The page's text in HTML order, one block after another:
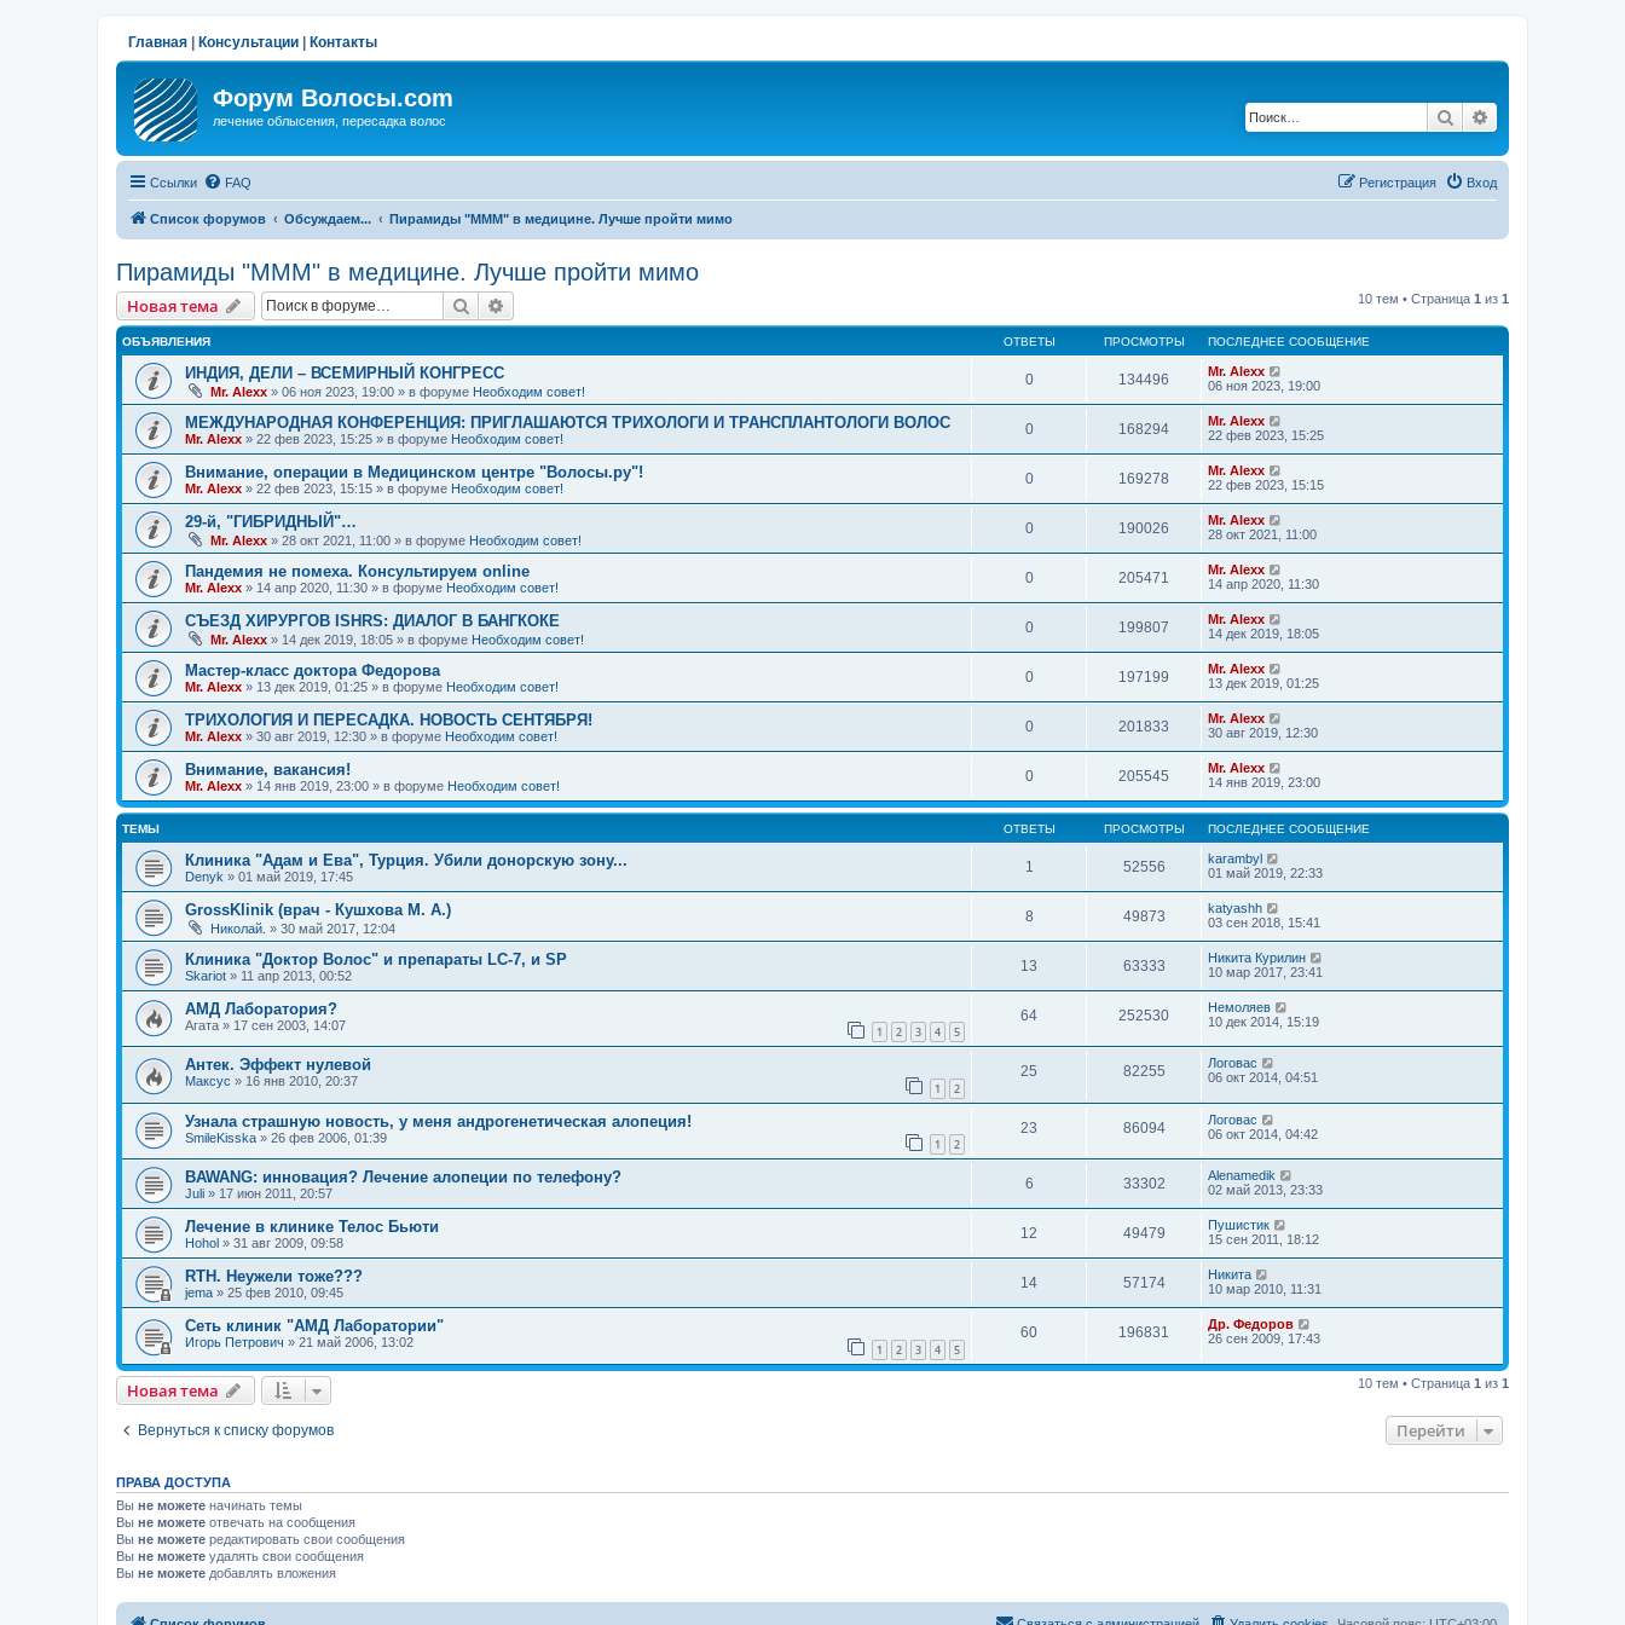
Главная Консультации Контакты
Форум Волосы.com
лечение облысения, пересадка волос Поиск
Ссылки FAQ Вход
Регистрация
Список форумов Обсуждаем... Пирамиды "МММ" в медицине. Лучше пройти мимо
Пирамиды "МММ" в медицине. Лучше пройти мимо
Новая тема Поиск 10 тем • Страница 1 из 1
ОБЪЯВЛЕНИЯ ОТВЕТЫ ПРОСМОТРЫ ПОСЛЕДНЕЕ СООБЩЕНИЕ
ИНДИЯ, ДЕЛИ – ВСЕМИРНЫЙ КОНГРЕСС
Mr. Alexx » 06 ноя 2023, 19:00 » в форуме Необходим совет!
0 134496
Mr. Alexx
06 ноя 2023, 19:00
МЕЖДУНАРОДНАЯ КОНФЕРЕНЦИЯ: ПРИГЛАШАЮТСЯ ТРИХОЛОГИ И ТРАНСПЛАНТОЛОГИ ВОЛОС
Mr. Alexx » 22 фев 2023, 15:25 » в форуме Необходим совет!
0 168294
Mr. Alexx
22 фев 2023, 15:25
Внимание, операции в Медицинском центре "Волосы.ру"!
Mr. Alexx » 22 фев 2023, 15:15 » в форуме Необходим совет!
0 169278
Mr. Alexx
22 фев 2023, 15:15
29-й, "ГИБРИДНЫЙ"…
Mr. Alexx » 28 окт 2021, 11:00 » в форуме Необходим совет!
0 190026
Mr. Alexx
28 окт 2021, 11:00
Пандемия не помеха. Консультируем online
Mr. Alexx » 14 апр 2020, 11:30 » в форуме Необходим совет!
0 205471
Mr. Alexx
14 апр 2020, 11:30
СЪЕЗД ХИРУРГОВ ISHRS: ДИАЛОГ В БАНГКОКЕ
Mr. Alexx » 14 дек 2019, 18:05 » в форуме Необходим совет!
0 199807
Mr. Alexx
14 дек 2019, 18:05
Мастер-класс доктора Федорова
Mr. Alexx » 13 дек 2019, 01:25 » в форуме Необходим совет!
0 197199
Mr. Alexx
13 дек 2019, 01:25
ТРИХОЛОГИЯ И ПЕРЕСАДКА. НОВОСТЬ СЕНТЯБРЯ!
Mr. Alexx » 30 авг 2019, 12:30 » в форуме Необходим совет!
0 201833
Mr. Alexx
30 авг 2019, 12:30
Внимание, вакансия!
Mr. Alexx » 14 янв 2019, 23:00 » в форуме Необходим совет!
0 205545
Mr. Alexx
14 янв 2019, 23:00
ТЕМЫ ОТВЕТЫ ПРОСМОТРЫ ПОСЛЕДНЕЕ СООБЩЕНИЕ
Клиника "Адам и Ева", Турция. Убили донорскую зону...
Denyk » 01 май 2019, 17:45
1 52556
karambyl
01 май 2019, 22:33
GrossKlinik (врач - Кушхова М. А.)
Николай. » 30 май 2017, 12:04
8 49873
katyashh
03 сен 2018, 15:41
Клиника "Доктор Волос" и препараты LC-7, и SP
Skariot » 11 апр 2013, 00:52
13 63333
Никита Курилин
10 мар 2017, 23:41
АМД Лаборатория?
Агата » 17 сен 2003, 14:07 1 2 3 4 5
64 252530
Немоляев
10 дек 2014, 15:19
Антек. Эффект нулевой
Максус » 16 янв 2010, 20:37 1 2
25 82255
Логовас
06 окт 2014, 04:51
Узнала страшную новость, у меня андрогенетическая алопеция!
SmileKisska » 26 фев 2006, 01:39 1 2
23 86094
Логовас
06 окт 2014, 04:42
BAWANG: инновация? Лечение алопеции по телефону?
Juli » 17 июн 2011, 20:57
6 33302
Alenamedik
02 май 2013, 23:33
Лечение в клинике Телос Бьюти
Hohol » 31 авг 2009, 09:58
12 49479
Пушистик
15 сен 2011, 18:12
RTH. Неужели тоже???
jema » 25 фев 2010, 09:45
14 57174
Hикита
10 мар 2010, 11:31
Сеть клиник "АМД Лаборатории"
Игорь Петрович » 21 май 2006, 13:02 1 2 3 4 5
60 196831
Др. Федоров
26 сен 2009, 17:43
Новая тема 10 тем • Страница 1 из 1
Вернуться к списку форумов Перейти
ПРАВА ДОСТУПА
Вы не можете начинать темы
Вы не можете отвечать на сообщения
Вы не можете редактировать свои сообщения
Вы не можете удалять свои сообщения
Вы не можете добавлять вложения